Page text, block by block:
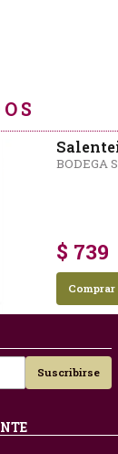
BODEGA
$ 739
Comprar
Suscribirse